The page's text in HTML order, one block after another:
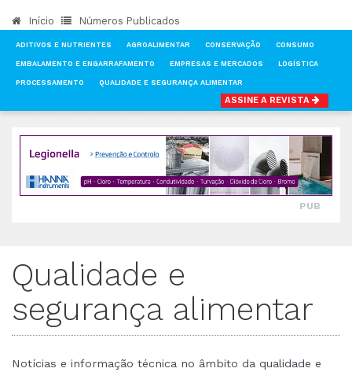
Início Números Publicados
ADITIVOS E NUTRIENTES AGROALIMENTAR CONSERVAÇÃO CONSUMO
EMBALAMENTO E ENGARRAFAMENTO EMPRESAS E MERCADOS LOGÍSTICA
PROCESSAMENTO QUALIDADE E SEGURANÇA ALIMENTAR
ASSINE A REVISTA
QUALIDADE E SEGURANÇA ALIMENTAR
PUB
Qualidade e
segurança alimentar
Notícias e informação técnica no âmbito da qualidade e